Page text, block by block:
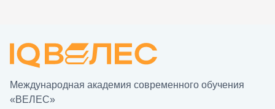
Международная академия современного обучения
«ВЕЛЕС»